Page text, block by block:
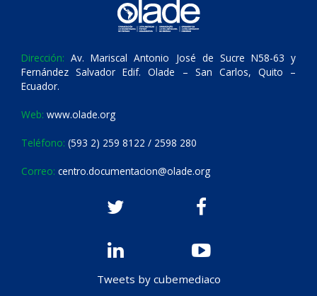
Dirección: Av. Mariscal Antonio José de Sucre N58-63 y
Fernández Salvador Edif. Olade – San Carlos, Quito –
Ecuador.
Web: www.olade.org
Teléfono: (593 2) 259 8122 / 2598 280
Correo: centro.documentacion@olade.org
Tweets by cubemediaco